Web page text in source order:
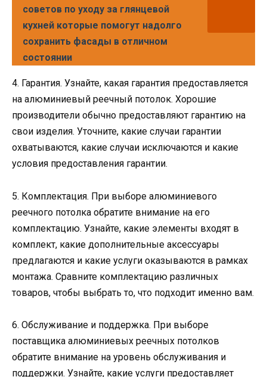
советов по уходу за глянцевой
кухней которые помогут надолго
сохранить фасады в отличном
состоянии
4. Гарантия. Узнайте, какая гарантия предоставляется
на алюминиевый реечный потолок. Хорошие
производители обычно предоставляют гарантию на
свои изделия. Уточните, какие случаи гарантии
охватываются, какие случаи исключаются и какие
условия предоставления гарантии.
5. Комплектация. При выборе алюминиевого
реечного потолка обратите внимание на его
комплектацию. Узнайте, какие элементы входят в
комплект, какие дополнительные аксессуары
предлагаются и какие услуги оказываются в рамках
монтажа. Сравните комплектацию различных
товаров, чтобы выбрать то, что подходит именно вам.
6. Обслуживание и поддержка. При выборе
поставщика алюминиевых реечных потолков
обратите внимание на уровень обслуживания и
поддержки. Узнайте, какие услуги предоставляет